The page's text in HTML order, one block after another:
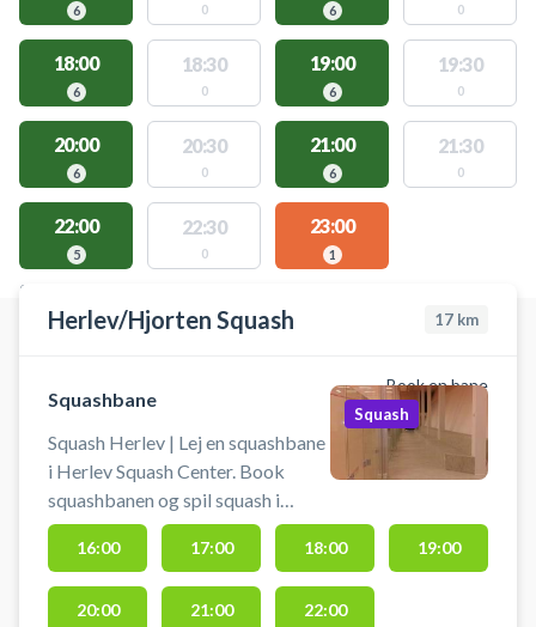
6 0 6 0
18:00
6
18:30
0
19:00
6
19:30
0
20:00
6
20:30
0
21:00
6
21:30
0
22:00
5
22:30
0
23:00
1
STEDER MED LEDIGE AKTIVITETER
Herlev/Hjorten Squash 17 km
Book en bane
Squashbane
Squash Herlev | Lej en squashbane
i Herlev Squash Center. Book
squashbanen og spil squash i
Herlev ikke langt fra Gladsaxe og
Ballerup. Du skal selv medbringe
ketcher og bolde. Spil squash i
Herlev. Lyset tændes når tiden
Squash
16:00 17:00 18:00 19:00
20:00 21:00 22:00